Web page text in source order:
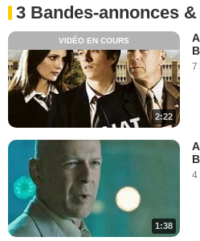
3 Bandes-annonces
2:22
VIDÉO EN COURS
7
1:38
4